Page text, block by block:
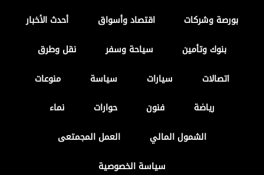
بورصة وشركات
اقتصاد وأسواق
أحدث الأخبار
بنوك وتأمين
سياحة وسفر
نقل وطرق
اتصالات
سيارات سياسة
منوعات
رياضة
فنون حوارات
نماء
الشمول المالي
العمل المجمتعى
سياسة الخصوصية